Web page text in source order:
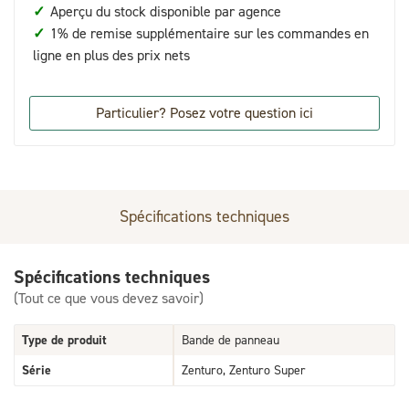
✓ Aperçu du stock disponible par agence
✓ 1% de remise supplémentaire sur les commandes en
ligne en plus des prix nets
Particulier? Posez votre question ici
Spécifications techniques
Spécifications techniques
(Tout ce que vous devez savoir)
Type de produit
Bande de panneau
Série
Zenturo, Zenturo Super